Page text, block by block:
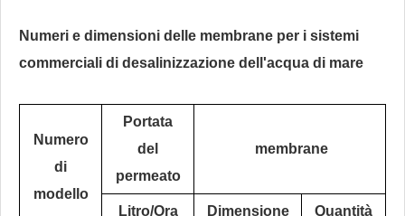
Numeri e dimensioni delle membrane per i sistemi
commerciali di desalinizzazione dell'acqua di mare
Numero
di
modello
Portata
del
permeato
membrane
Litro/Ora Dimensione Quantità